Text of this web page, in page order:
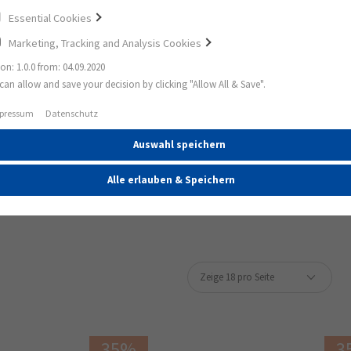
Liberty Pure Colors yellow glow
PURE COLORS
Essential Cookies
Marketing, Tracking and Analysis Cookies
1.0.0 from: 04.09.2020
allow and save your decision by clicking "Allow All & Save".
Datenschutz
Auswahl speichern
Alle erlauben & Speichern